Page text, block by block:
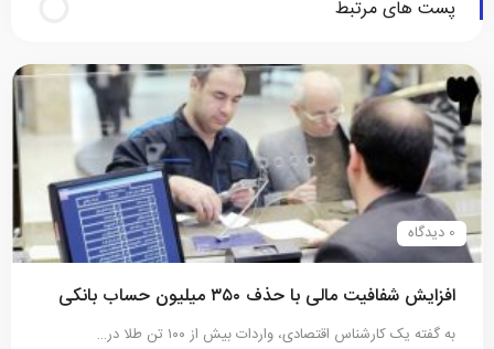
پست های مرتبط
0 دیدگاه
افزایش شفافیت مالی با حذف ۳۵۰ میلیون حساب بانکی
به گفته یک کارشناس اقتصادی، واردات بیش‌ از ۱۰۰ تن طلا در…